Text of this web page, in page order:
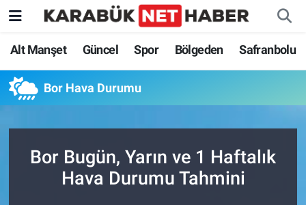
Alt Manşet Güncel Spor Bölgeden Safranbolu
Bor Hava Durumu
Bor Bugün, Yarın ve 1 Haftalık
Hava Durumu Tahmini